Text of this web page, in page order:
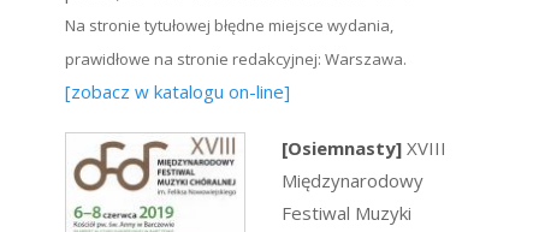
Na stronie tytułowej błędne miejsce wydania,
prawidłowe na stronie redakcyjnej: Warszawa.
[zobacz w katalogu on-line]
[Osiemnasty] XVIII
Międzynarodowy
Festiwal Muzyki